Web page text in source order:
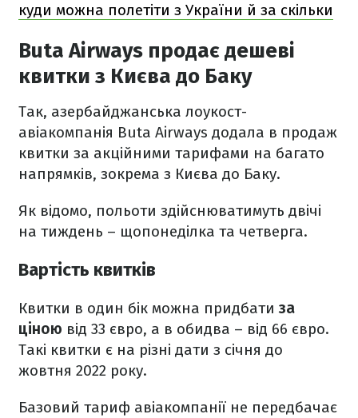
куди можна полетіти з України й за скільки
Buta Airways продає дешеві
квитки з Києва до Баку
Так, азербайджанська лоукост-
авіакомпанія Buta Airways додала в продаж
квитки за акційними тарифами на багато
напрямків, зокрема з Києва до Баку.
Як відомо, польоти здійснюватимуть двічі
на тиждень – щопонеділка та четверга.
Вартість квитків
Квитки в один бік можна придбатиза
ціною від 33 євро, а в обидва – від 66 євро.
Такі квитки є на різні дати з січня до
жовтня 2022 року.
Базовий тариф авіакомпанії не передбачає